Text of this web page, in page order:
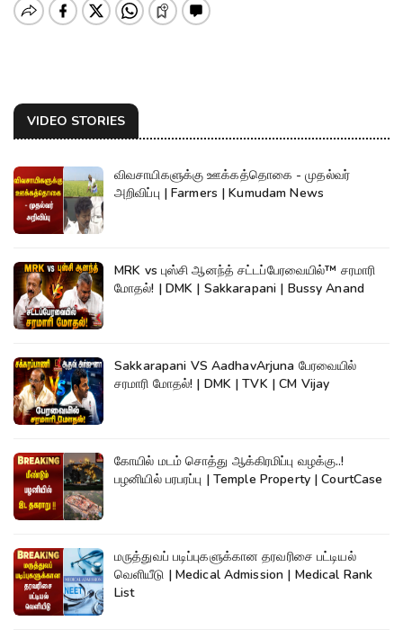
VIDEO STORIES
விவசாயிகளுக்கு ஊக்கத்தொகை - முதல்வர்
அறிவிப்பு | Farmers | Kumudam News
MRK vs புஸ்சி ஆனந்த் சட்டப்பேரவையில்™ சரமாரி
மோதல்! | DMK | Sakkarapani | Bussy Anand
Sakkarapani VS AadhavArjuna பேரவையில்
சரமாரி மோதல்! | DMK | TVK | CM Vijay
கோயில் மடம் சொத்து ஆக்கிரமிப்பு வழக்கு..!
பழனியில் பரபரப்பு | Temple Property | CourtCase
மருத்துவப் படிப்புகளுக்கான தரவரிசை பட்டியல்
வெளியீடு | Medical Admission | Medical Rank
List